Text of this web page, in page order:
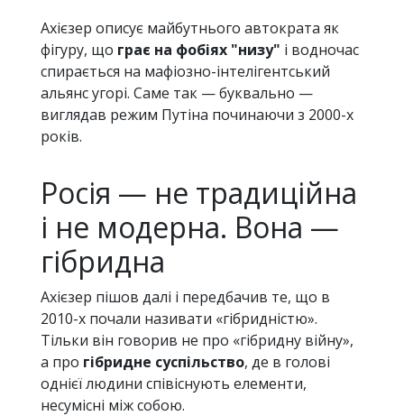
Ахієзер описує майбутнього автократа як
фігуру, що грає на фобіях "низу" і водночас
спирається на мафіозно-інтелігентський
альянс угорі. Саме так — буквально —
виглядав режим Путіна починаючи з 2000-х
років.
Росія — не традиційна
і не модерна. Вона —
гібридна
Ахієзер пішов далі і передбачив те, що в
2010-х почали називати «гібридністю».
Тільки він говорив не про «гібридну війну»,
а про гібридне суспільство, де в голові
однієї людини співіснують елементи,
несумісні між собою.